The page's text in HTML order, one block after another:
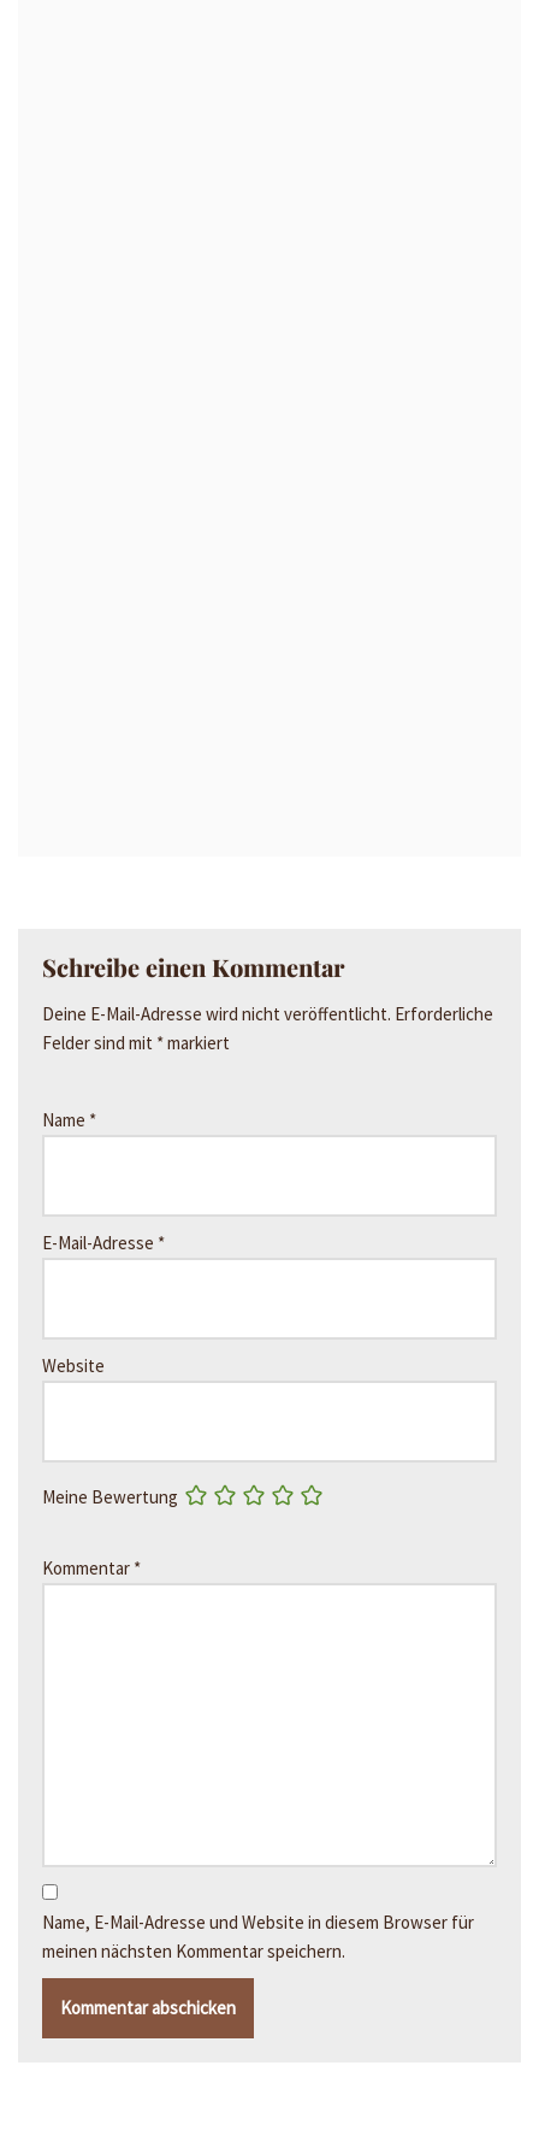
Schreibe einen Kommentar
Deine E-Mail-Adresse wird nicht veröffentlicht. Erforderliche
Felder sind mit *markiert
Name *
E-Mail-Adresse *
Website
Meine Bewertung
Kommentar *
Name, E-Mail-Adresse und Website in diesem Browser für
meinen nächsten Kommentar speichern.